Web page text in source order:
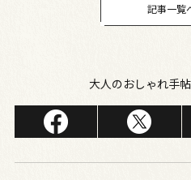
記事一覧
大人のおしゃれ手